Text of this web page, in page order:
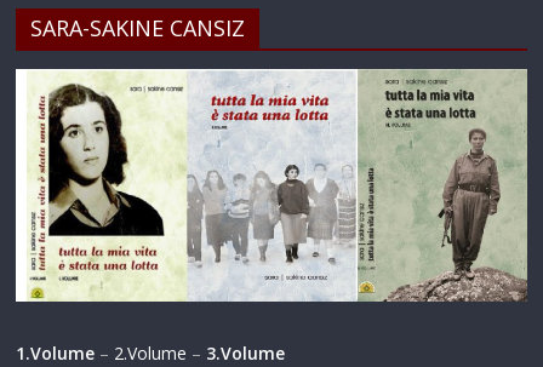
SARA-SAKINE CANSIZ
1.Volume – 2.Volume – 3.Volume